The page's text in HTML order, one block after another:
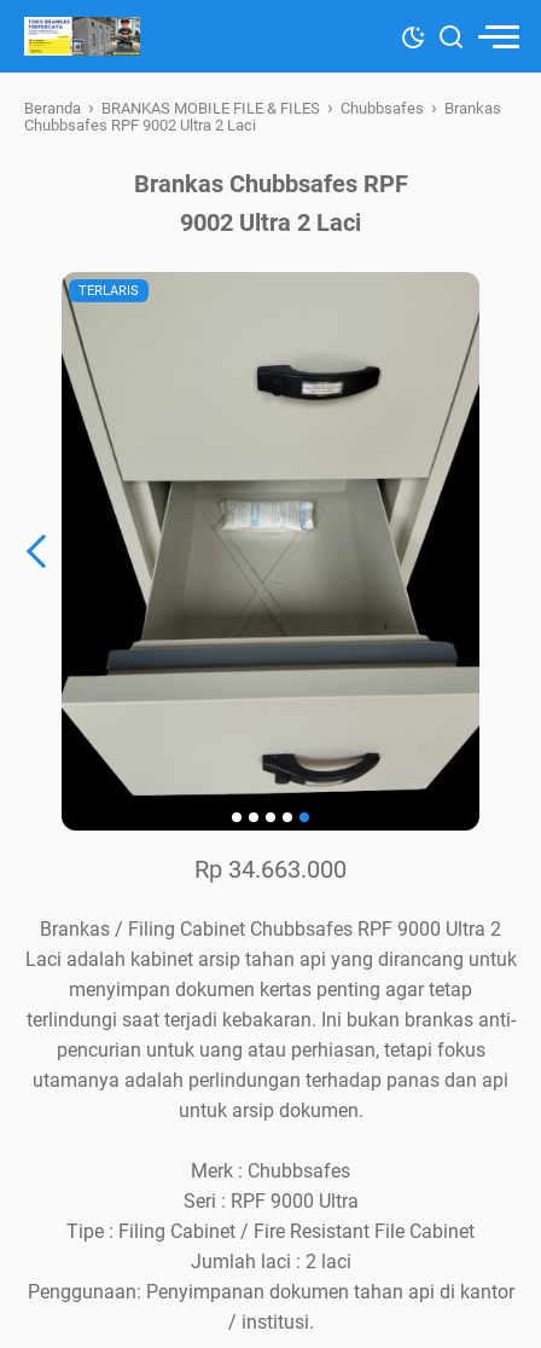
Beranda › BRANKAS MOBILE FILE & FILES › Chubbsafes › Brankas
Chubbsafes RPF 9002 Ultra 2 Laci
Brankas Chubbsafes RPF
9002 Ultra 2 Laci
TERLARIS
Rp 34.663.000
Brankas / Filing Cabinet Chubbsafes RPF 9000 Ultra 2
Laci adalah kabinet arsip tahan api yang dirancang untuk
menyimpan dokumen kertas penting agar tetap
terlindungi saat terjadi kebakaran. Ini bukan brankas anti-
pencurian untuk uang atau perhiasan, tetapi fokus
utamanya adalah perlindungan terhadap panas dan api
untuk arsip dokumen.
Merk : Chubbsafes
Seri : RPF 9000 Ultra
Tipe : Filing Cabinet / Fire Resistant File Cabinet
Jumlah laci : 2 laci
Penggunaan: Penyimpanan dokumen tahan api di kantor
/ institusi.